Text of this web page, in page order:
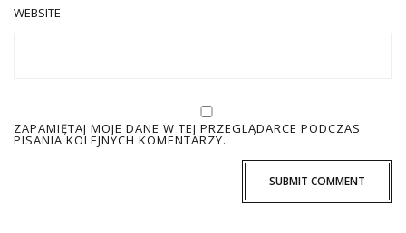
WEBSITE
ZAPAMIĘTAJ MOJE DANE W TEJ PRZEGLĄDARCE PODCZAS
PISANIA KOLEJNYCH KOMENTARZY.